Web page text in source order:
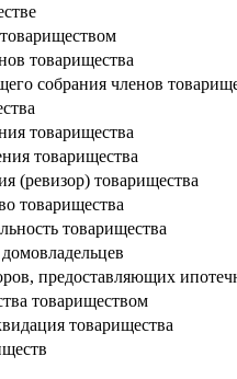
товарищества
собрания членов
товарищества
товарищества
(ревизор) товарищества
товарищества
товарищества
предоставляющих
товариществом
товарищества